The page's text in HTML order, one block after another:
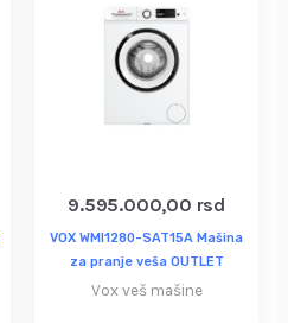
9.595.000,00 rsd
VOX WMI1280-SAT15A Mašina
za pranje veša OUTLET
Vox veš mašine